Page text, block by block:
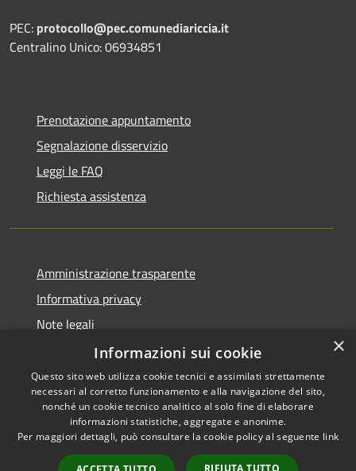
PEC: protocollo@pec.comunediariccia.it
Centralino Unico: 06934851
Prenotazione appuntamento
Segnalazione disservizio
Leggi le FAQ
Richiesta assistenza
Amministrazione trasparente
Informativa privacy
Note legali
Dichiarazione di accessibilità
RSS
Accessibilità
Copyright © 2026 • Comune di
×
Informazioni sui cookie
Questo sito web utilizza cookie tecnici e assimilati strettamente
necessari al corretto funzionamento e alla navigazione del sito,
nonché un cookie tecnico analitico al solo fine di elaborare
informazioni statistiche, aggregate e anonime.
Per maggiori dettagli, può consultare la cookie policy al seguente link
RIFIUTA TUTTO